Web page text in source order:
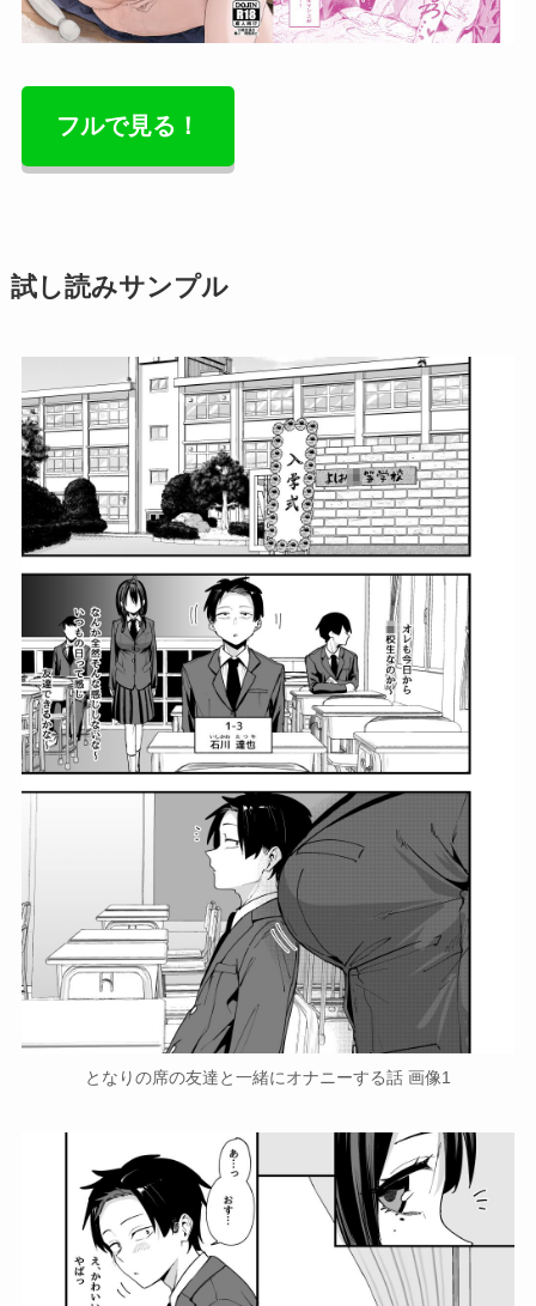
フルで見る！
試し読みサンプル
となりの席の友達と一緒にオナニーする話 画像1